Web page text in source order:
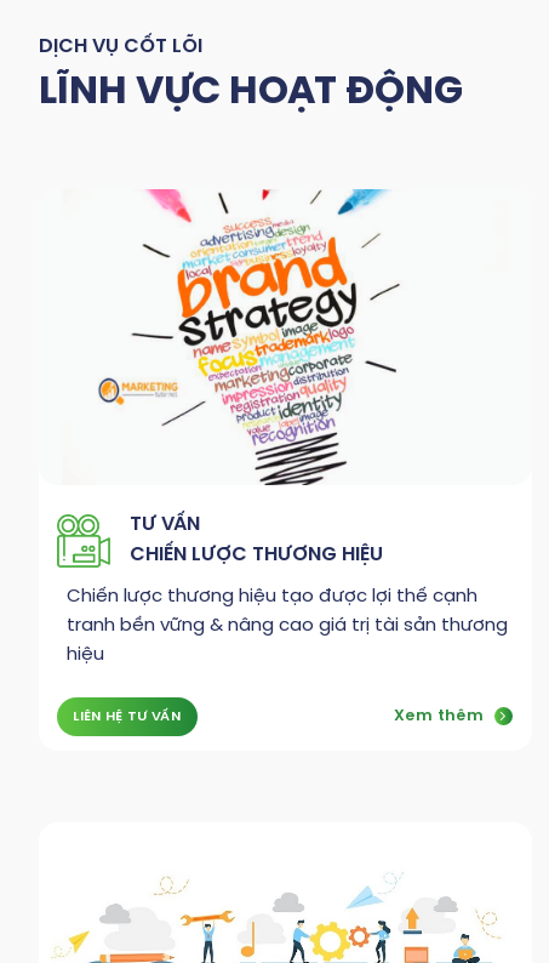
DỊCH VỤ CỐT LÕI
LĨNH VỰC HOẠT ĐỘNG
TƯ VẤN
CHIẾN LƯỢC THƯƠNG HIỆU
Chiến lược thương hiệu tạo được lợi thế cạnh
tranh bền vững & nâng cao giá trị tài sản thương
hiệu
LIÊN HỆ TƯ VẤN Xem thêm